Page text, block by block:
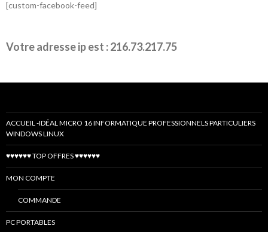
[custom-facebook-feed]
Votre adresse ip est : 216.73.217.75
ACCUEIL -IDÉAL MICRO 16 INFORMATIQUE PROFESSIONNELS PARTICULIERS
WINDOWS LINUX
♥♥♥♥♥♥ TOP OFFRES ♥♥♥♥♥♥
MON COMPTE
COMMANDE
PC PORTABLES